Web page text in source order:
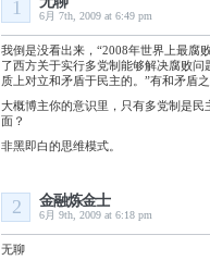
6月 7th, 2009 at 6:49 pm
1
我倒是没看出来，“2008年世界上最腐
了西方关于实行多党制能够解决腐败
质上对立和矛盾于民主的。”有和矛盾之
大概博主你的意识里，只有多党制是
面？
非黑即白的思维模式。
金融炼金士
6月 9th, 2009 at 6:18 pm
2
无聊